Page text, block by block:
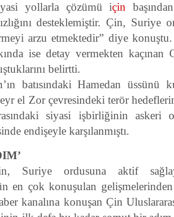
yollarla çözümü için
desteklemiştir. Çin,
arzu etmektedir” diye
ise detay vermekten
belirtti.
batısındaki Hamedan üssünü
el Zor çevresindeki terör
siyasi işbirliğinin askeri
endişeyle karşılanmıştı.
Suriye ordusuna aktif
en çok konuşulan
kanalına konuşan Çin